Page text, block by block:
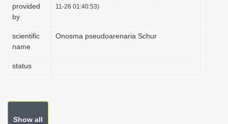
provided
by
11-26 01:40:53)
scientific
name
Onosma pseudoarenaria Schur
status
Show all